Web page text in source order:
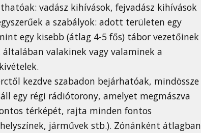
vadász kihívások, fejvadász kihívások
a szabályok: adott területen egy
egy kisebb (átlag 4-5 fős) tábor vezetőinek
általában valakinek vagy valaminek a
kezdve szabadon bejárhatóak, mindössze
egy régi rádiótorony, amelyet megmászva
térképét, rajta minden fontos
járművek stb.). Zónánként átlagban